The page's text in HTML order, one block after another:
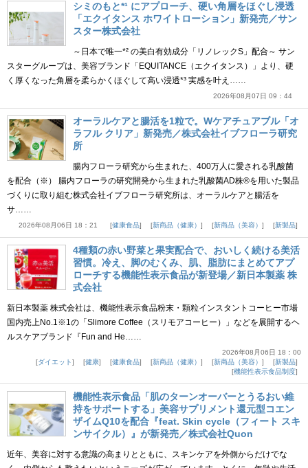
シミのもと*¹ にアプローチ、硬い角層をほぐし浸透
「エクイタンス ホワイトローション」新発売／サン
スター株式会社
～日本で唯一*² の美白有効成分「リノレックS」配合～ サン
スターグループは、美容ブランド「EQUITANCE（エクイタンス）」より、硬
く厚くなった角層を柔らかくほぐして高い浸透*³ 実感を叶え……
2026年08月07日 09：44
オーラルケアと腸活を1粒で。Wケアチュアブル「オ
ラフル クリア」新発売／株式会社イブフローラ研究
所
腸内フローラ研究から生まれた、400万人に愛される乳酸菌
を配合（※） 腸内フローラの研究開発から生まれた乳酸菌AD株®を用いた製品
づくりに取り組む株式会社イブフローラ研究所は、オーラルケアと腸活を
サ……
2026年08月06日 18：21 健康食品 新商品（健康） 新商品（美容） 新製品
4種類の赤い野菜と果実配合で、おいしく続ける美活
習慣。冷え、脚のむくみ、肌、脂肪にまとめてアプ
ローチする機能性表示食品が新登場／新日本製薬 株
式会社
新日本製薬 株式会社は、機能性表示食品粉末・顆粒インスタントコーヒー市場
国内売上No.1※1の「Slimore Coffee（スリモアコーヒー）」などを展開するヘ
ルスケアブランド『Fun and He……
2026年08月06日 18：00
ダイエット
健康 健康食品 新商品（健康） 新商品（美容）
新製品
機能性表示食品制度
機能性表示食品「肌のターンオーバーとうるおい維
持をサポートする」美容サプリメント還元型コエン
ザイムQ10を配合『feat. Skin cycle（フィート スキ
ンサイクル）』が新発売／株式会社Quon
近年、美容に対する意識の高まりとともに、スキンケアを外側からだけでな